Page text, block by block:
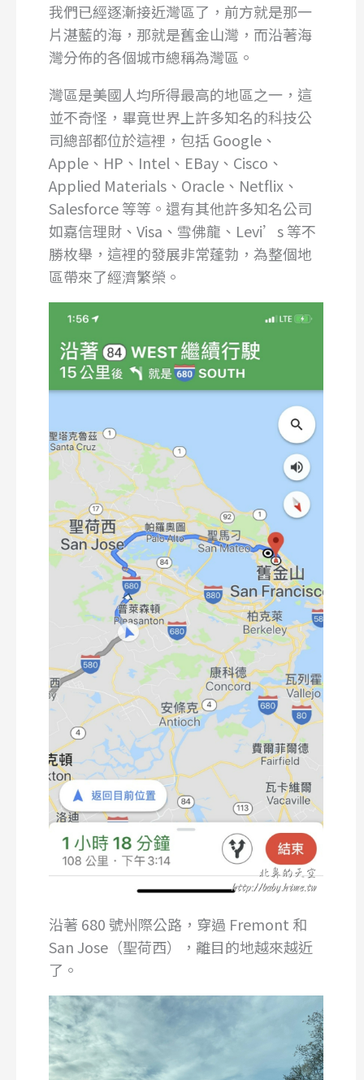
我們已經逐漸接近灣區了，前方就是那一
片湛藍的海，那就是舊金山灣，而沿著海
灣分佈的各個城市總稱為灣區。
灣區是美國人均所得最高的地區之一，這
並不奇怪，畢竟世界上許多知名的科技公
司總部都位於這裡，包括 Google、
Apple、HP、Intel、EBay、Cisco、
Applied Materials、Oracle、Netflix、
Salesforce 等等。還有其他許多知名公司
如嘉信理財、Visa、雪佛龍、Levi’s 等不
勝枚舉，這裡的發展非常蓬勃，為整個地
區帶來了經濟繁榮。
沿著 680 號州際公路，穿過 Fremont 和
San Jose（聖荷西），離目的地越來越近
了。